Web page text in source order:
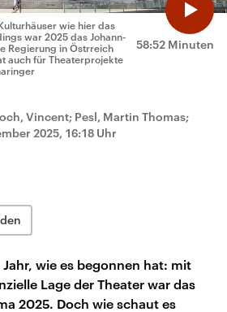
58:52 Minuten
wie hier das
war 2025 das Johann-
Regierung in Östrreich
auch für Theaterprojekte
Vincent; Pesl, Martin Thomas;
2025, 16:18 Uhr
wie es begonnen hat: mit
Lage der Theater war das
2025. Doch wie schaut es